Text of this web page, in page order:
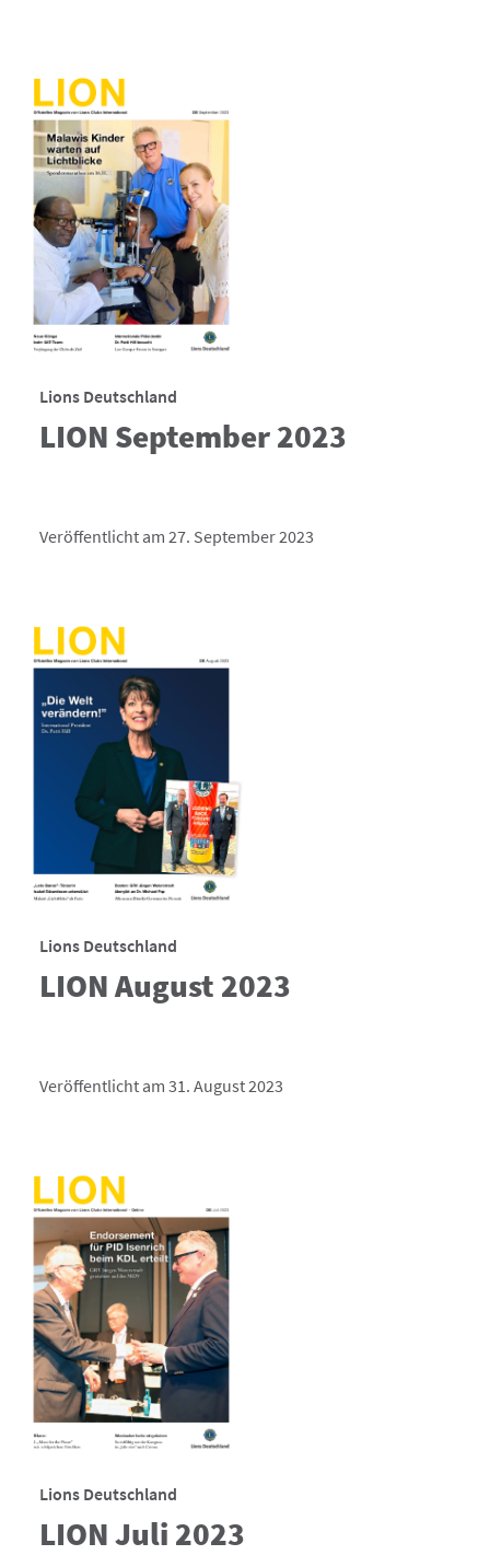
Lions Deutschland
LION September 2023
Veröffentlicht am 27. September 2023
Lions Deutschland
LION August 2023
Veröffentlicht am 31. August 2023
Lions Deutschland
LION Juli 2023